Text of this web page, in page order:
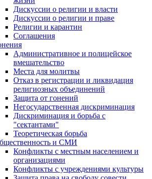
Дискуссии о религии и власти
Дискуссии о религии и праве
Религии и карантин
Соглашения
Административное и полицейское
вмешательство
Места для молитвы
Отказ в регистрации и ликвидация
религиозных объединений
Защита от гонений
Негосударственная дискриминация
Дискриминация и борьба с
"сектантами"
Теоретическая борьба
и СМИ
Конфликты с местным населением и
организациями
Конфликты с учреждениями культуры